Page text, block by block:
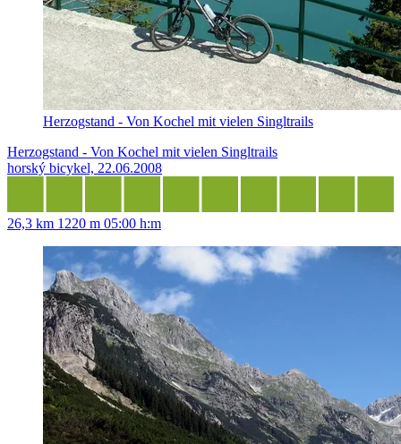
Herzogstand - Von Kochel mit vielen Singltrails
Herzogstand - Von Kochel mit vielen Singltrails
horský bicykel, 22.06.2008
26,3 km 1220 m 05:00 h:m